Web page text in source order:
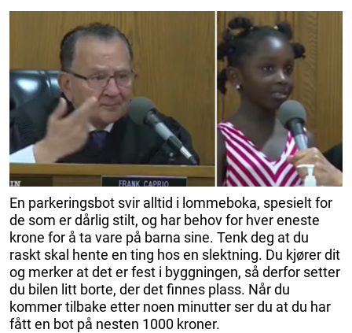
En parkeringsbot svir alltid i lommeboka, spesielt for
de som er dårlig stilt, og har behov for hver eneste
krone for å ta vare på barna sine. Tenk deg at du
raskt skal hente en ting hos en slektning. Du kjører dit
og merker at det er fest i byggningen, så derfor setter
du bilen litt borte, der det finnes plass. Når du
kommer tilbake etter noen minutter ser du at du har
fått en bot på nesten 1000 kroner.